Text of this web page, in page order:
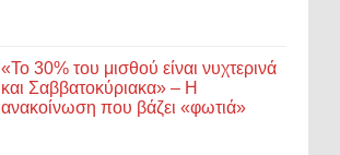
«Το 30% του μισθού είναι νυχτερινά
και Σαββατοκύριακα» – Η
ανακοίνωση που βάζει «φωτιά»